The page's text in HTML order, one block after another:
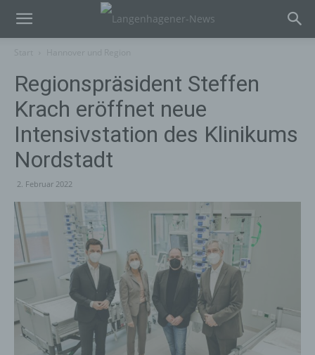
Regionspräsident Steffen
Krach eröffnet neue
Intensivstation des Klinikums
Nordstadt
2. Februar 2022